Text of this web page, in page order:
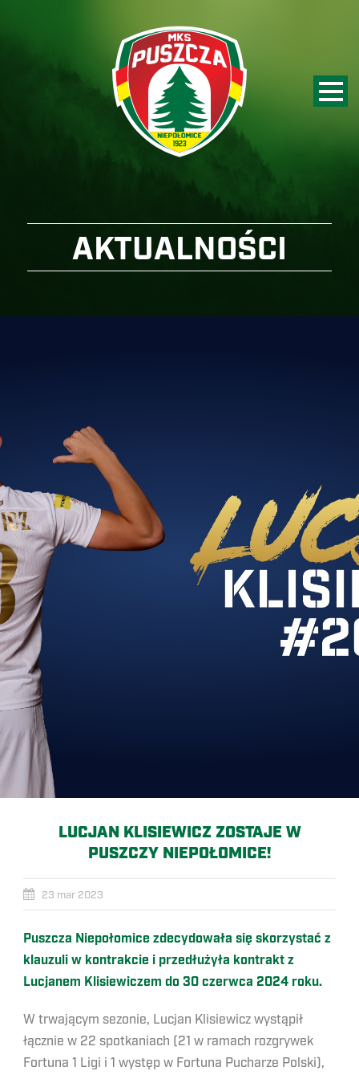
AKTUALNOŚCI
LUCJAN KLISIEWICZ ZOSTAJE W
PUSZCZY NIEPOŁOMICE!
23 mar 2023
Puszcza Niepołomice zdecydowała się skorzystać z
klauzuli w kontrakcie i przedłużyła kontrakt z
Lucjanem Klisiewiczem do 30 czerwca 2024 roku.
W trwającym sezonie, Lucjan Klisiewicz wystąpił
łącznie w 22 spotkaniach (21 w ramach rozgrywek
Fortuna 1 Ligi i 1 występ w Fortuna Pucharze Polski),